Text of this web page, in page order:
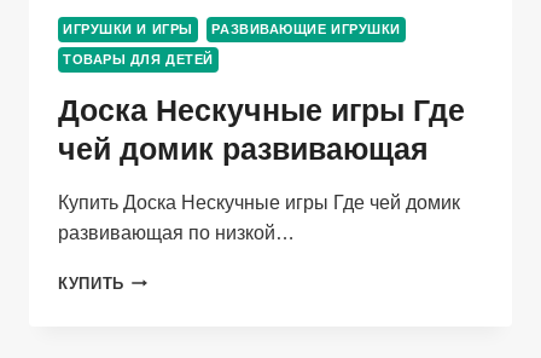
50
КАРТОЧЕК
ИГРУШКИ И ИГРЫ РАЗВИВАЮЩИЕ ИГРУШКИ
ТОВАРЫ ДЛЯ ДЕТЕЙ
Доска Нескучные игры Где
чей домик развивающая
Купить Доска Нескучные игры Где чей домик
развивающая по низкой…
КУПИТЬ ДОСКА